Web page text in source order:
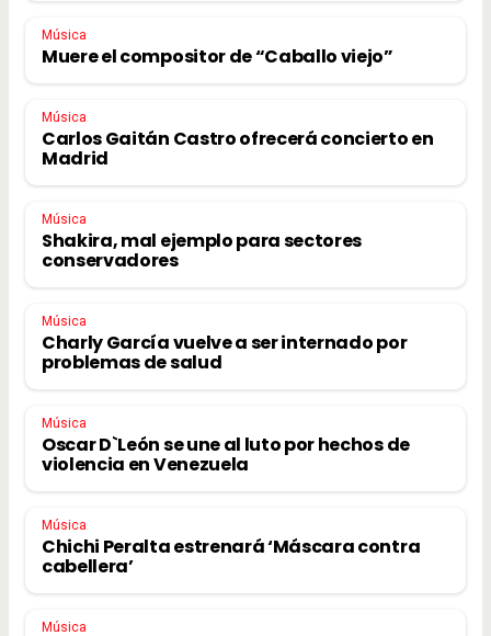
Música
Muere el compositor de “Caballo viejo”
Música
Carlos Gaitán Castro ofrecerá concierto en
Madrid
Música
Shakira, mal ejemplo para sectores
conservadores
Música
Charly García vuelve a ser internado por
problemas de salud
Música
Oscar D`León se une al luto por hechos de
violencia en Venezuela
Música
Chichi Peralta estrenará ‘Máscara contra
cabellera’
Música